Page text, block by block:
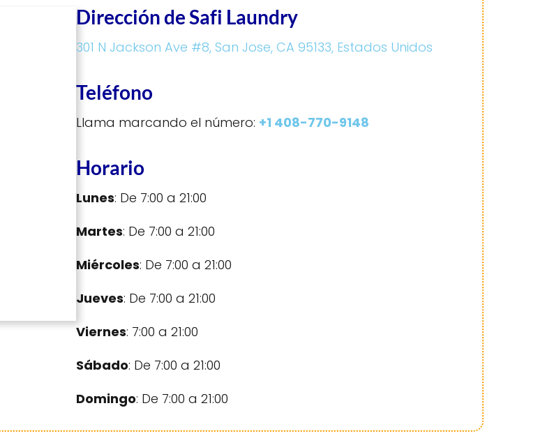
Dirección de Safi Laundry
301 N Jackson Ave #8, San Jose, CA 95133, Estados Unidos
Teléfono
Llama marcando el número: +1 408-770-9148
Horario
Lunes: De 7:00 a 21:00
Martes: De 7:00 a 21:00
Miércoles: De 7:00 a 21:00
Jueves: De 7:00 a 21:00
Viernes: 7:00 a 21:00
Sábado: De 7:00 a 21:00
Domingo: De 7:00 a 21:00